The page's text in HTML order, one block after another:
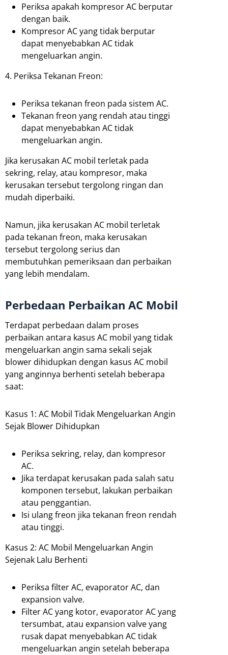
Periksa apakah kompresor AC berputar
dengan baik.
Kompresor AC yang tidak berputar
dapat menyebabkan AC tidak
mengeluarkan angin.
4. Periksa Tekanan Freon:
Periksa tekanan freon pada sistem AC.
Tekanan freon yang rendah atau tinggi
dapat menyebabkan AC tidak
mengeluarkan angin.
Jika kerusakan AC mobil terletak pada
sekring, relay, atau kompresor, maka
kerusakan tersebut tergolong ringan dan
mudah diperbaiki.
Namun, jika kerusakan AC mobil terletak
pada tekanan freon, maka kerusakan
tersebut tergolong serius dan
membutuhkan pemeriksaan dan perbaikan
yang lebih mendalam.
Perbedaan Perbaikan AC Mobil
Terdapat perbedaan dalam proses
perbaikan antara kasus AC mobil yang tidak
mengeluarkan angin sama sekali sejak
blower dihidupkan dengan kasus AC mobil
yang anginnya berhenti setelah beberapa
saat:
Kasus 1: AC Mobil Tidak Mengeluarkan Angin
Sejak Blower Dihidupkan
Periksa sekring, relay, dan kompresor
AC.
Jika terdapat kerusakan pada salah satu
komponen tersebut, lakukan perbaikan
atau penggantian.
Isi ulang freon jika tekanan freon rendah
atau tinggi.
Kasus 2: AC Mobil Mengeluarkan Angin
Sejenak Lalu Berhenti
Periksa filter AC, evaporator AC, dan
expansion valve.
Filter AC yang kotor, evaporator AC yang
tersumbat, atau expansion valve yang
rusak dapat menyebabkan AC tidak
mengeluarkan angin setelah beberapa